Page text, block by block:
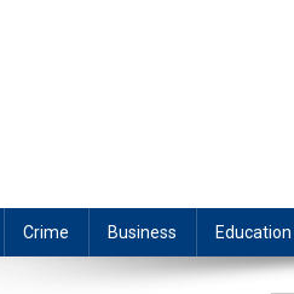
Crime Business Education